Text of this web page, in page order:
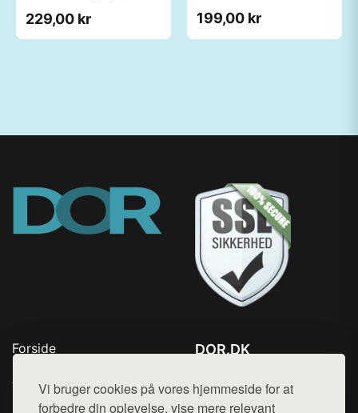
Vi bruger cookies på vores hjemmeside for at
forbedre din oplevelse, vise mere relevant
229,00 kr 199,00 kr
Forside
Top Rabatter
Kontakt
DOR.DK
Mail: hej@want.dk